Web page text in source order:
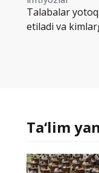
Talabalar
etiladi va
Ta‘lim